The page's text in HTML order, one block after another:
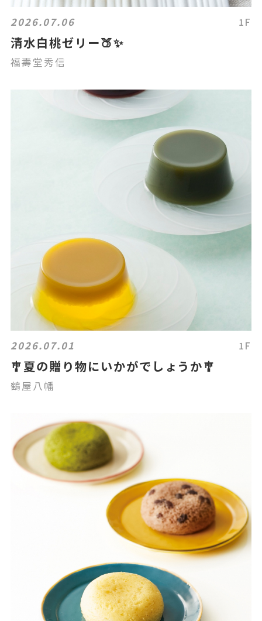
2026.07.06 1F
清水白桃ゼリー🍑✨
福壽堂秀信
2026.07.01 1F
🎐夏の贈り物にいかがでしょうか🎐
鶴屋八幡